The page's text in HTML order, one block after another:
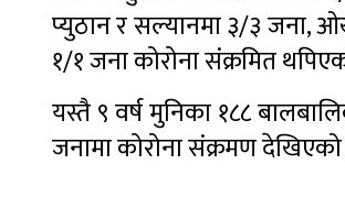
प्युठान र सल्यानमा ३/३ जना,
१/१ जना कोरोना संक्रमित
यस्तै ९ वर्ष मुनिका १८८
जनामा कोरोना संक्रमण